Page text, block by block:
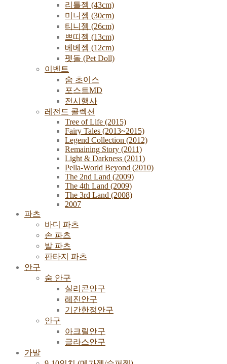
리틀젬 (43cm)
미니젬 (30cm)
티니젬 (26cm)
쁘띠젬 (13cm)
베베젬 (12cm)
펫돌 (Pet Doll)
이벤트
숨 초이스
포스트MD
전시행사
레전드 콜렉션
Tree of Life (2015)
Fairy Tales (2013~2015)
Legend Collection (2012)
Remaining Story (2011)
Light & Darkness (2011)
Pella-World Beyond (2010)
The 2nd Land (2009)
The 4th Land (2009)
The 3rd Land (2008)
2007
파츠
바디 파츠
손 파츠
발 파츠
판타지 파츠
안구
숨 안구
실리콘안구
레진안구
기간한정안구
안구
아크릴안구
글라스안구
가발